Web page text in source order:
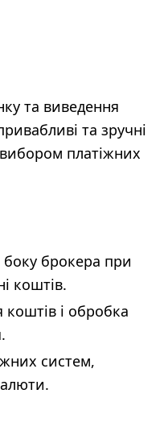
та виведення
та зручні
платіжних
боку брокера при
коштів.
і обробка
систем,